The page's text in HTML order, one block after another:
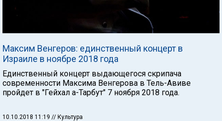
Максим Венгеров: единственный концерт в
Израиле в ноябре 2018 года
Единственный концерт выдающегося скрипача
современности Максима Венгерова в Тель-Авиве
пройдет в "Гейхал а-Тарбут" 7 ноября 2018 года.
10.10.2018 11:19 // Культура